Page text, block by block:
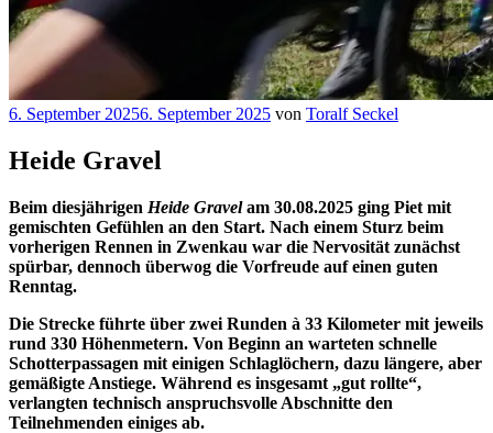
Veröffentlicht
6. September 20256. September 2025 von Toralf Seckel
Heide Gravel
Beim diesjährigen Heide Gravelam 30.08.2025 ging Piet mit
gemischten Gefühlen an den Start. Nach einem Sturz beim
vorherigen Rennen in Zwenkau war die Nervosität zunächst
spürbar, dennoch überwog die Vorfreude auf einen guten
Renntag.
Die Strecke führte über zwei Runden à 33 Kilometer mit jeweils
rund 330 Höhenmetern. Von Beginn an warteten schnelle
Schotterpassagen mit einigen Schlaglöchern, dazu längere, aber
gemäßigte Anstiege. Während es insgesamt „gut rollte“,
verlangten technisch anspruchsvolle Abschnitte den
Teilnehmenden einiges ab.